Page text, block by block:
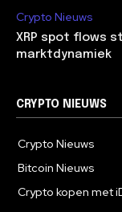
Crypto Nieuws
XRP spot flows
marktdynamiek
CRYPTO NIEUWS
Crypto Nieuws
Bitcoin Nieuws
Crypto kopen met